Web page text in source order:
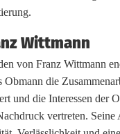
Wittmann
von Franz Wittmann
Obmann die
und die Interessen der
vertreten. Seine